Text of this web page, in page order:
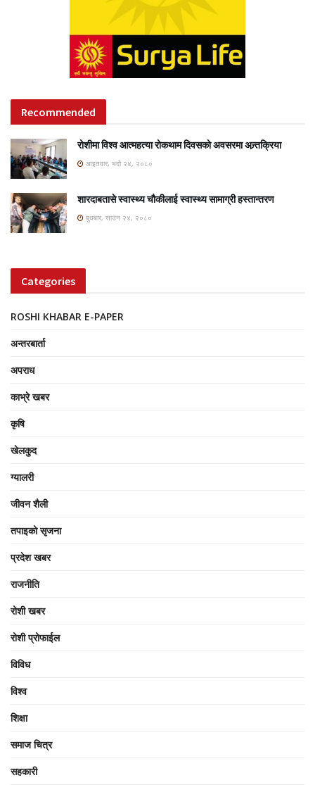
Recommended
रोशीमा विश्व आत्महत्या रोकथाम दिवसको अवसरमा अन्र्तक्रिया
आइतवार, भदौ २४, २०८०
शारदाबतासे स्वास्थ्य चौकीलाई स्वास्थ्य सामाग्री हस्तान्तरण
बुधबार, साउन २४, २०८०
Categories
ROSHI KHABAR E-PAPER
अन्तरबार्ता
अपराध
काभ्रे खबर
कृषि
खेलकुद
ग्यालरी
जीवन शैली
तपाइको सृजना
प्रदेश खबर
राजनीति
रोशी खबर
रोशी प्रोफाईल
विविध
विश्व
शिक्षा
समाज चित्र
सहकारी